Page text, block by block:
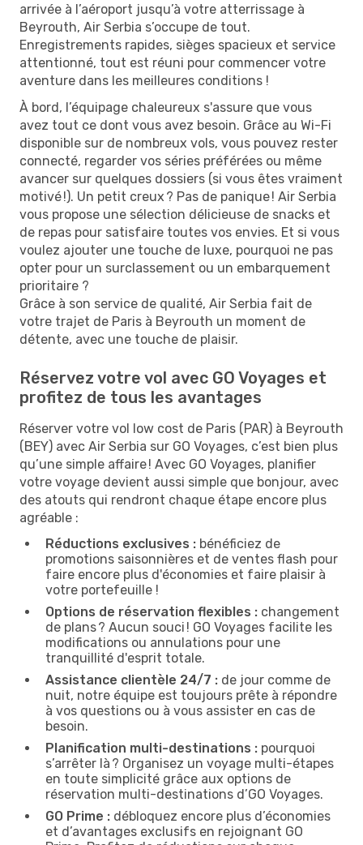
arrivée à l’aéroport jusqu’à votre atterrissage à
Beyrouth, Air Serbia s’occupe de tout.
Enregistrements rapides, sièges spacieux et service
attentionné, tout est réuni pour commencer votre
aventure dans les meilleures conditions !
À bord, l’équipage chaleureux s'assure que vous
avez tout ce dont vous avez besoin. Grâce au Wi-Fi
disponible sur de nombreux vols, vous pouvez rester
connecté, regarder vos séries préférées ou même
avancer sur quelques dossiers (si vous êtes vraiment
motivé !). Un petit creux ? Pas de panique ! Air Serbia
vous propose une sélection délicieuse de snacks et
de repas pour satisfaire toutes vos envies. Et si vous
voulez ajouter une touche de luxe, pourquoi ne pas
opter pour un surclassement ou un embarquement
prioritaire ?
Grâce à son service de qualité, Air Serbia fait de
votre trajet de Paris à Beyrouth un moment de
détente, avec une touche de plaisir.
Réservez votre vol avec GO Voyages et
profitez de tous les avantages
Réserver votre vol low cost de Paris (PAR) à Beyrouth
(BEY) avec Air Serbia sur GO Voyages, c’est bien plus
qu’une simple affaire ! Avec GO Voyages, planifier
votre voyage devient aussi simple que bonjour, avec
des atouts qui rendront chaque étape encore plus
agréable :
Réductions exclusives : bénéficiez de
promotions saisonnières et de ventes flash pour
faire encore plus d'économies et faire plaisir à
votre portefeuille !
Options de réservation flexibles : changement
de plans ? Aucun souci ! GO Voyages facilite les
modifications ou annulations pour une
tranquillité d'esprit totale.
Assistance clientèle 24/7 : de jour comme de
nuit, notre équipe est toujours prête à répondre
à vos questions ou à vous assister en cas de
besoin.
Planification multi-destinations : pourquoi
s’arrêter là ? Organisez un voyage multi-étapes
en toute simplicité grâce aux options de
réservation multi-destinations d’GO Voyages.
GO Prime : débloquez encore plus d’économies
et d’avantages exclusifs en rejoignant GO